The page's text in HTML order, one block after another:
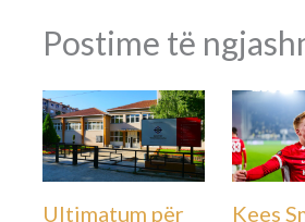
Postime të
Ultimatum për
Kees